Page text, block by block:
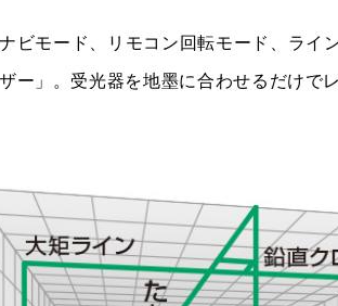
ビモード、リモコン回転モード、ライ
ー」。受光器を地墨に合わせるだけで